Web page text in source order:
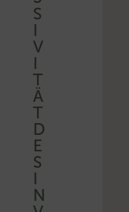
S
I
V
I
T
Ä
T
D
E
S
I
N